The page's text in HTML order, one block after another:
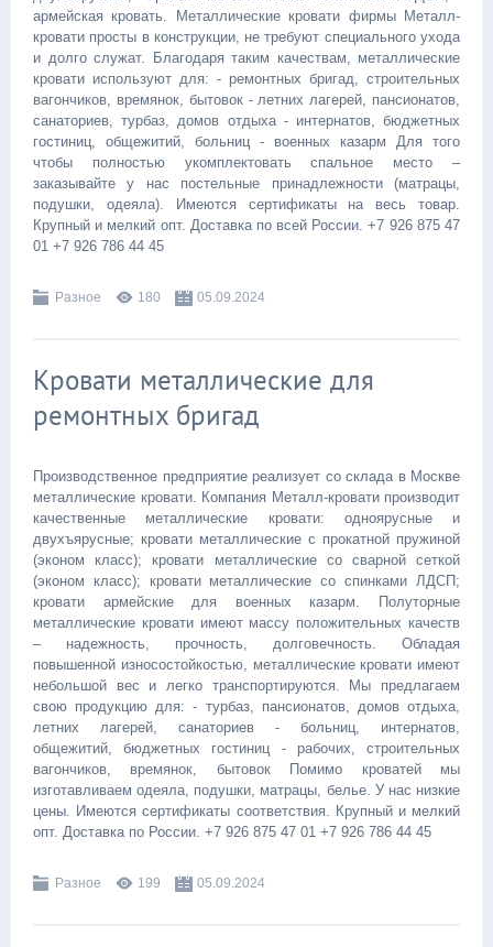
армейская кровать. Металлические кровати фирмы Металл-
кровати просты в конструкции, не требуют специального ухода
и долго служат. Благодаря таким качествам, металлические
кровати используют для: - ремонтных бригад, строительных
вагончиков, времянок, бытовок - летних лагерей, пансионатов,
санаториев, турбаз, домов отдыха - интернатов, бюджетных
гостиниц, общежитий, больниц - военных казарм Для того
чтобы полностью укомплектовать спальное место –
заказывайте у нас постельные принадлежности (матрацы,
подушки, одеяла). Имеются сертификаты на весь товар.
Крупный и мелкий опт. Доставка по всей России. +7 926 875 47
01 +7 926 786 44 45
Разное 180 05.09.2024
Кровати металлические для
ремонтных бригад
Производственное предприятие реализует со склада в Москве
металлические кровати. Компания Металл-кровати производит
качественные металлические кровати: одноярусные и
двухъярусные; кровати металлические с прокатной пружиной
(эконом класс); кровати металлические со сварной сеткой
(эконом класс); кровати металлические со спинками ЛДСП;
кровати армейские для военных казарм. Полуторные
металлические кровати имеют массу положительных качеств
– надежность, прочность, долговечность. Обладая
повышенной износостойкостью, металлические кровати имеют
небольшой вес и легко транспортируются. Мы предлагаем
свою продукцию для: - турбаз, пансионатов, домов отдыха,
летних лагерей, санаториев - больниц, интернатов,
общежитий, бюджетных гостиниц - рабочих, строительных
вагончиков, времянок, бытовок Помимо кроватей мы
изготавливаем одеяла, подушки, матрацы, белье. У нас низкие
цены. Имеются сертификаты соответствия. Крупный и мелкий
опт. Доставка по России. +7 926 875 47 01 +7 926 786 44 45
Разное 199 05.09.2024